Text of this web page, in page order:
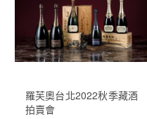
羅芙奧台北2022秋季藏酒
拍賣會